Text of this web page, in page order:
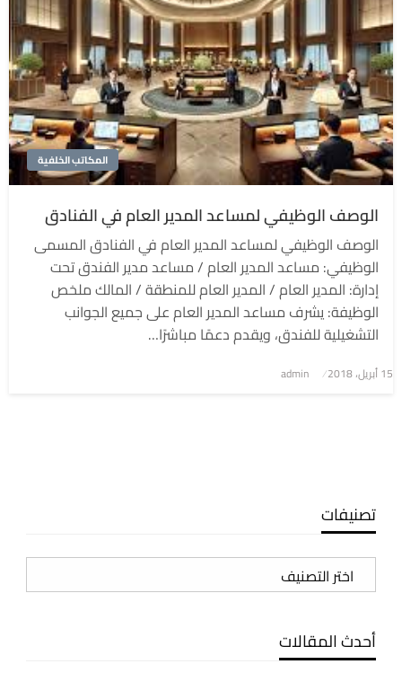
المكاتب الخلفية
الوصف الوظيفي لمساعد المدير العام في الفنادق
الوصف الوظيفي لمساعد المدير العام في الفنادق المسمى
الوظيفي: مساعد المدير العام / مساعد مدير الفندق تحت
إدارة: المدير العام / المدير العام للمنطقة / المالك ملخص
الوظيفة: يشرف مساعد المدير العام على جميع الجوانب
التشغيلية للفندق، ويقدم دعمًا مباشرًا…
نُشر
15 أبريل، 2018 admin
تصنيفات
تصنيفات
أحدث المقالات